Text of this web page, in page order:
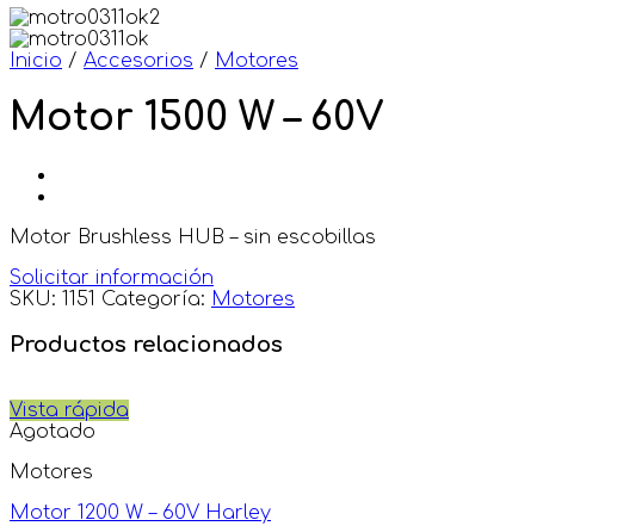
Inicio / Accesorios / Motores
Motor 1500 W – 60V
Motor Brushless HUB – sin escobillas
Solicitar información
SKU: 1151 Categoría: Motores
Productos relacionados
Vista rápida
Agotado
Motores
Motor 1200 W – 60V Harley